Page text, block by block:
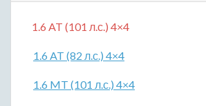
1.6 AT (101 л.с.) 4×4
1.6 AT (82 л.с.) 4×4
1.6 MT (101 л.с.) 4×4